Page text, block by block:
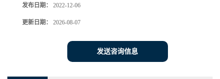
发布日期： 2022-12-06
更新日期： 2026-08-07
发送咨询信息